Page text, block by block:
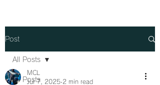
Post
All Posts
All Posts
MCL
Jul 7, 2025 2 min read